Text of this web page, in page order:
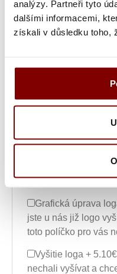
analýzy. Partneři tyto
dalšími informacemi,
získali v důsledku toho,
Umiestnenie výšivky
Text výšivky
Poznámka k výšivke
Grafická úprava
jste u nás již logo
toto políčko pro vás
Vyšitie loga + 5.10€
nechali vyšívat a